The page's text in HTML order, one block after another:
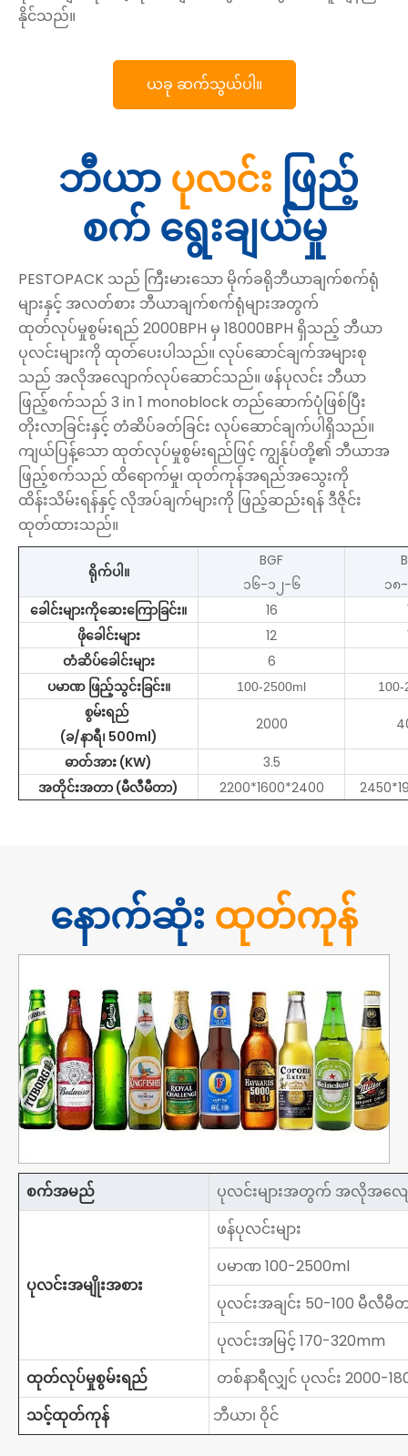
နိုင်သည်။
ယခု ဆက်သွယ်ပါ။
ဘီယာ ပုလင်း ဖြည့်
စက် ရွေးချယ်မှု
PESTOPACK သည် ကြီးမားသော မိုက်ခရိုဘီယာချက်စက်ရုံ
များနှင့် အလတ်စား ဘီယာချက်စက်ရုံများအတွက်
ထုတ်လုပ်မှုစွမ်းရည် 2000BPH မှ 18000BPH ရှိသည့် ဘီယာ
ပုလင်းများကို ထုတ်ပေးပါသည်။ လုပ်ဆောင်ချက်အများစု
သည် အလိုအလျောက်လုပ်ဆောင်သည်။ ဖန်ပုလင်း ဘီယာ
ဖြည့်စက်သည် 3 in 1 monoblock တည်ဆောက်ပုံဖြစ်ပြီး
တိုးလာခြင်းနှင့် တံဆိပ်ခတ်ခြင်း လုပ်ဆောင်ချက်ပါရှိသည်။
ကျယ်ပြန့်သော ထုတ်လုပ်မှုစွမ်းရည်ဖြင့် ကျွန်ုပ်တို့၏ ဘီယာအ
ဖြည့်စက်သည် ထိရောက်မှု၊ ထုတ်ကုန်အရည်အသွေးကို
ထိန်းသိမ်းရန်နှင့် လိုအပ်ချက်များကို ဖြည့်ဆည်းရန် ဒီဇိုင်း
ထုတ်ထားသည်။
ရိုက်ပါ။
BGF
၁၆-၁၂-၆
၁၈
ခေါင်းများကိုဆေးကြောခြင်း။
16
ဖိုခေါင်းများ
12
တံဆိပ်ခေါင်းများ
6
ပမာဏ ဖြည့်သွင်းခြင်း။
100-2500ml 100-
စွမ်းရည်
(ခ/နာရီ၊ 500ml)
2000
ဓာတ်အား (KW)
3.5
အတိုင်းအတာ (မီလီမီတာ)
2200*1600*2400
နောက်ဆုံး ထုတ်ကုန်
စက်အမည် ပုလင်းများအတွက် အလိုအလ
ပုလင်းအမျိုးအစား
ဖန်ပုလင်းများ
ပမာဏ 100-2500ml
ပုလင်းအချင်း 50-100 မီလီမီ
ပုလင်းအမြင့် 170-320mm
ထုတ်လုပ်မှုစွမ်းရည်
တစ်နာရီလျှင် ပုလင်း 2000-
သင့်ထုတ်ကုန်
ဘီယာ၊ ဝိုင်